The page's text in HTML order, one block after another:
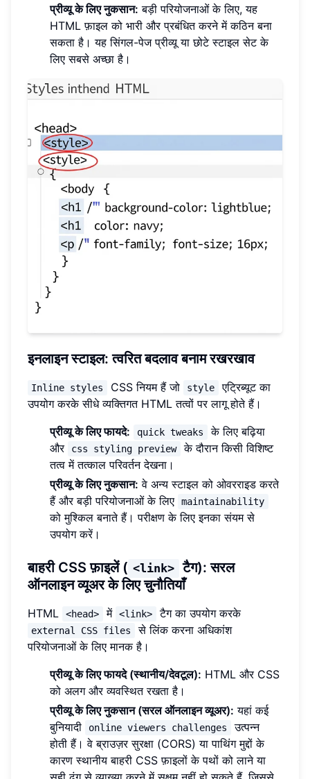
प्रीव्यू के लिए नुकसान: बड़ी परियोजनाओं के लिए, यह
HTML फ़ाइल को भारी और प्रबंधित करने में कठिन बना
सकता है। यह सिंगल-पेज प्रीव्यू या छोटे स्टाइल सेट के
लिए सबसे अच्छा है।
इनलाइन स्टाइल: त्वरित बदलाव बनाम रखरखाव
Inline styles CSS नियम हैं जो style
एट्रिब्यूट का
उपयोग करके सीधे व्यक्तिगत HTML तत्वों पर लागू होते हैं।
प्रीव्यू के लिए फायदे:
quick tweaks
के लिए बढ़िया
और
css styling preview के दौरान किसी विशिष्ट
तत्व में तत्काल परिवर्तन देखना।
प्रीव्यू के लिए नुकसान: वे अन्य स्टाइल को ओवरराइड करते
हैं और बड़ी परियोजनाओं के लिए
maintainability
को मुश्किल बनाते हैं। परीक्षण के लिए इनका संयम से
उपयोग करें।
बाहरी CSS फ़ाइलें ( <link> टैग): सरल
ऑनलाइन व्यूअर के लिए चुनौतियाँ
HTML <head> में <link> टैग का उपयोग करके
external CSS files
से लिंक करना अधिकांश
परियोजनाओं के लिए मानक है।
प्रीव्यू के लिए फायदे (स्थानीय/देवटूल): HTML और CSS
को अलग और व्यवस्थित रखता है।
प्रीव्यू के लिए नुकसान (सरल ऑनलाइन व्यूअर): यहां कई
बुनियादी
online viewers challenges
उत्पन्न
होती हैं। वे ब्राउज़र सुरक्षा (CORS) या पाथिंग मुद्दों के
कारण स्थानीय बाहरी CSS फ़ाइलों के पथों को लाने या